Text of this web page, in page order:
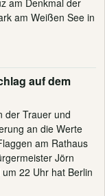
am Denkmal der
am Weißen See in
auf dem
der Trauer und
an die Werte
am Rathaus
Jörn
22 Uhr hat Berlin